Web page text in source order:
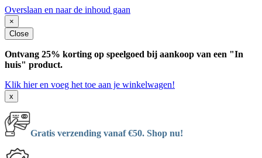
Overslaan en naar de inhoud gaan
×
Close
Ontvang 25% korting op speelgoed bij aankoop van een "In
huis" product.
Klik hier en voeg het toe aan je winkelwagen!
x
Gratis verzending vanaf €50. Shop nu!